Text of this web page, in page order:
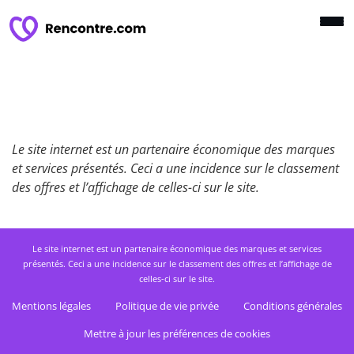
Le site internet est un partenaire économique des marques
et services présentés. Ceci a une incidence sur le classement
des offres et l’affichage de celles-ci sur le site.
Le site internet est un partenaire économique des marques et services
présentés. Ceci a une incidence sur le classement des offres et l’affichage de
celles-ci sur le site.
Mentions légales Politique de vie privée
Conditions générales
Mettre à jour les préférences de cookies